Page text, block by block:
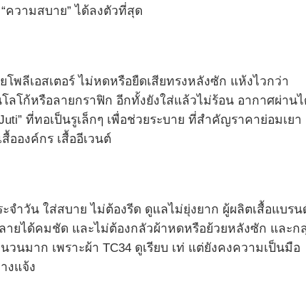
ความสบาย” ได้ลงตัวที่สุด
พลีเอสเตอร์ ไม่หดหรือยืดเสียทรงหลังซัก แห้งไวกว่า
โก้หรือลายกราฟิก อีกทั้งยังใส่แล้วไม่ร้อน อากาศผ่านไ
ที่ทอเป็นรูเล็กๆ เพื่อช่วยระบาย ที่สำคัญราคาย่อมเยา
อองค์กร เสื้ออีเวนต์
จำวัน ใส่สบาย ไม่ต้องรีด ดูแลไม่ยุ่งยาก ผู้ผลิตเสื้อแบรน
ายได้คมชัด และไม่ต้องกลัวผ้าหดหรือย้วยหลังซัก และก
นมาก เพราะผ้า TC34 ดูเรียบ เท่ แต่ยังคงความเป็นมือ
งแจ้ง